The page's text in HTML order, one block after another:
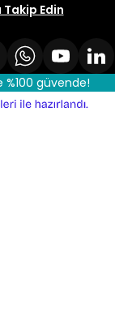
Edin
%100 güvende!
e-